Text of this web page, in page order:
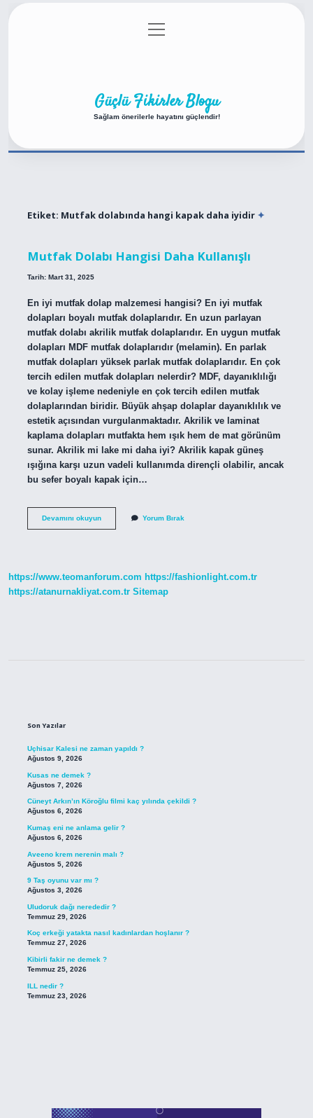
Gizlilik Politikası
menüyü
aç
Güçlü Fikirler Blogu
Sağlam önerilerle hayatını güçlendir!
Etiket: Mutfak dolabında hangi kapak daha iyidir
Mutfak Dolabı Hangisi Daha Kullanışlı
Tarih: Mart 31, 2025
En iyi mutfak dolap malzemesi hangisi? En iyi mutfak
dolapları boyalı mutfak dolaplarıdır. En uzun parlayan
mutfak dolabı akrilik mutfak dolaplarıdır. En uygun mutfak
dolapları MDF mutfak dolaplarıdır (melamin). En parlak
mutfak dolapları yüksek parlak mutfak dolaplarıdır. En çok
tercih edilen mutfak dolapları nelerdir? MDF, dayanıklılığı
ve kolay işleme nedeniyle en çok tercih edilen mutfak
dolaplarından biridir. Büyük ahşap dolaplar dayanıklılık ve
estetik açısından vurgulanmaktadır. Akrilik ve laminat
kaplama dolapları mutfakta hem ışık hem de mat görünüm
sunar. Akrilik mi lake mi daha iyi? Akrilik kapak güneş
ışığına karşı uzun vadeli kullanımda dirençli olabilir, ancak
bu sefer boyalı kapak için…
Devamını okuyunMutfak
Yorum Bırak
https://www.teomanforum.com https://fashionlight.com.tr
https://atanurnakliyat.com.tr Sitemap
Son Yazılar
Uçhisar Kalesi ne zaman yapıldı ?
Ağustos 9, 2026
Kusas ne demek ?
Ağustos 7, 2026
Cüneyt Arkın’ın Köroğlu filmi kaç yılında çekildi ?
Ağustos 6, 2026
Kumaş eni ne anlama gelir ?
Ağustos 6, 2026
Aveeno krem nerenin malı ?
Ağustos 5, 2026
9 Taş oyunu var mı ?
Ağustos 3, 2026
Uludoruk dağı nerededir ?
Temmuz 29, 2026
Koç erkeği yatakta nasıl kadınlardan hoşlanır ?
Temmuz 27, 2026
Kibirli fakir ne demek ?
Temmuz 25, 2026
ILL nedir ?
Temmuz 23, 2026